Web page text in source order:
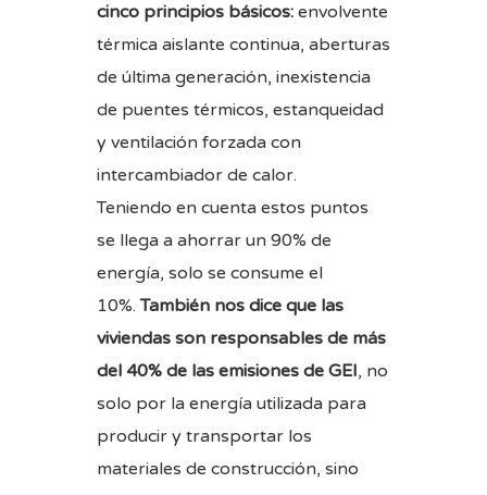
cinco principios básicos: envolvente
térmica aislante continua, aberturas
de última generación, inexistencia
de puentes térmicos, estanqueidad
y ventilación forzada con
intercambiador de calor.
Teniendo en cuenta estos puntos
se llega a ahorrar un 90% de
energía, solo se consume el
10%.También nos dice que las
viviendas son responsables de más
del 40% de las emisiones de GEI, no
solo por la energía utilizada para
producir y transportar los
materiales de construcción, sino